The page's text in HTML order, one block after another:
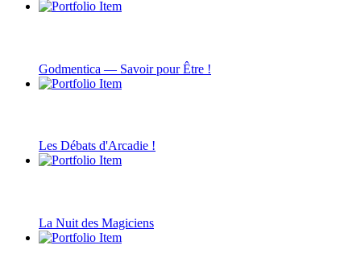
Godmentica — Savoir pour Être !
Les Débats d'Arcadie !
La Nuit des Magiciens